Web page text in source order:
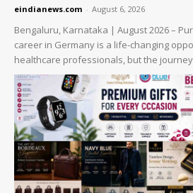
eindianews.com - August 6, 2026
Bengaluru, Karnataka | August 2026 –
career in Germany is a life-changing
healthcare professionals, but the